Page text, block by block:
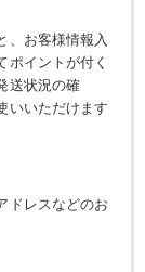
、お客様情報入
ポイントが付く
送状況の確
いいただけます
ドレスなどのお